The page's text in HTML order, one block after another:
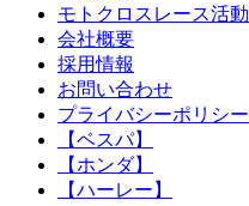
モトクロスレース活動
会社概要
採用情報
お問い合わせ
プライバシーポリシー
【ベスパ】
【ホンダ】
【ハーレー】